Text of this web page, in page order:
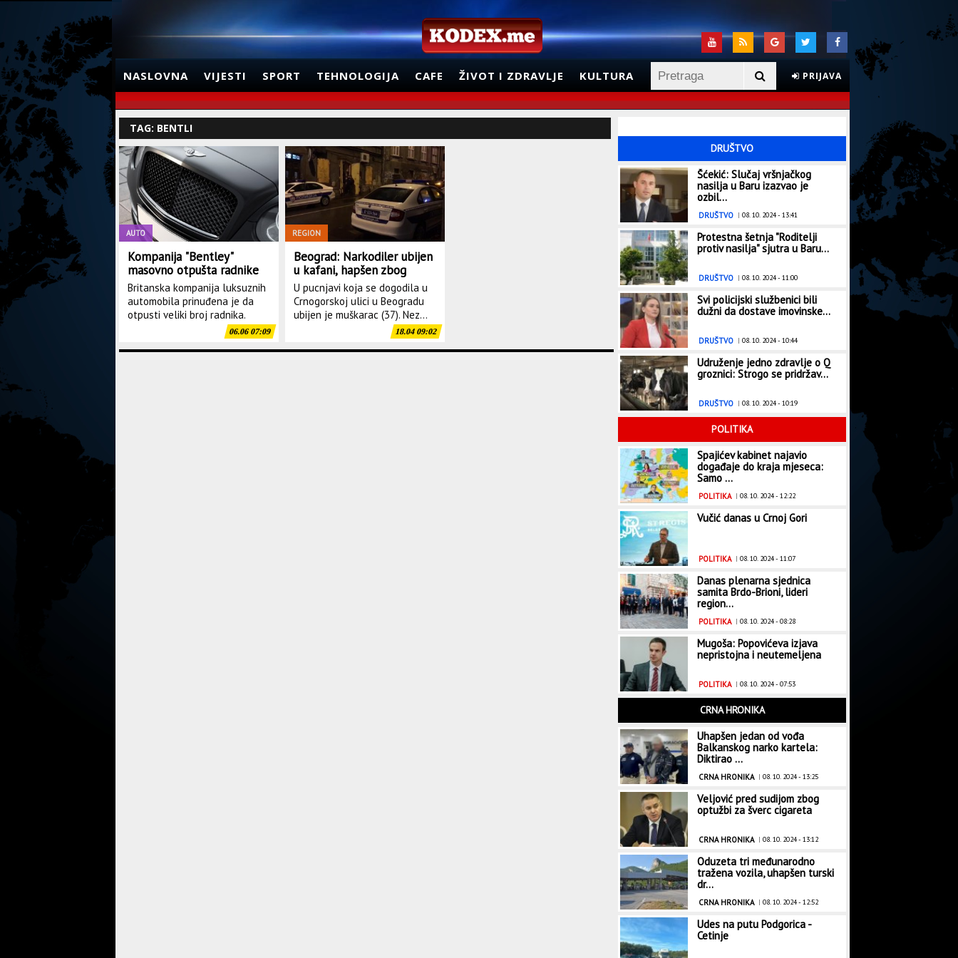
NASLOVNA VIJESTI SPORT TEHNOLOGIJA CAFE ŽIVOT I ZDRAVLJE KULTURA PRIJAVA
TAG: BENTLI
AUTO
Kompanija "Bentley"
masovno otpušta radnike
Britanska kompanija luksuznih
automobila prinuđena je da
otpusti veliki broj radnika.
06.06 07:09
REGION
Beograd: Narkodiler ubijen
u kafani, hapšen zbog
presijecanja Vučićeve
kolone
U pucnjavi koja se dogodila u
Crnogorskoj ulici u Beogradu
ubijen je muškarac (37). Nez...
18.04 09:02
DRUŠTVO
Šćekić: Slučaj vršnjačkog
nasilja u Baru izazvao je
ozbil...
DRUŠTVO | 08. 10. 2024 - 13:41
Protestna šetnja "Roditelji
protiv nasilja" sjutra u Baru...
DRUŠTVO | 08. 10. 2024 - 11:00
Svi policijski službenici bili
dužni da dostave imovinske...
DRUŠTVO | 08. 10. 2024 - 10:44
Udruženje jedno zdravlje o Q
groznici: Strogo se pridržav...
DRUŠTVO | 08. 10. 2024 - 10:19
POLITIKA
Spajićev kabinet najavio
događaje do kraja mjeseca:
Samo ...
POLITIKA| 08. 10. 2024 - 12:22
Vučić danas u Crnoj Gori
POLITIKA| 08. 10. 2024 - 11:07
Danas plenarna sjednica
samita Brdo-Brioni, lideri
region...
POLITIKA| 08. 10. 2024 - 08:28
Mugoša: Popovićeva izjava
nepristojna i neutemeljena
POLITIKA| 08. 10. 2024 - 07:53
CRNA HRONIKA
Uhapšen jedan od vođa
Balkanskog narko kartela:
Diktirao ...
CRNA HRONIKA| 08. 10. 2024 - 13:25
Veljović pred sudijom zbog
optužbi za šverc cigareta
CRNA HRONIKA| 08. 10. 2024 - 13:12
Oduzeta tri međunarodno
tražena vozila, uhapšen turski
dr...
CRNA HRONIKA| 08. 10. 2024 - 12:52
Udes na putu Podgorica -
Cetinje